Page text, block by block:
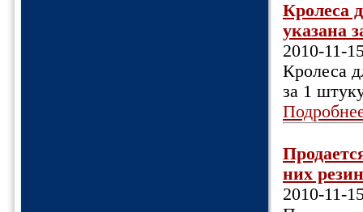
Кролеса
указана
2010-11-
Кролеса
за 1
них
2010-11-